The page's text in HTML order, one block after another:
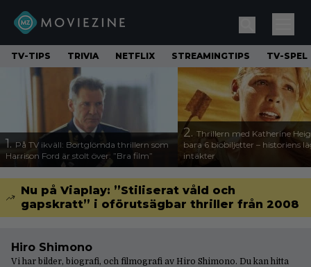
TV-TIPS TRIVIA NETFLIX STREAMINGTIPS TV-SPEL
1. På TV ikväll: Bortglömda thrillern som
Harrison Ford är stolt över: ”Bra film”
2. Thrillern med Katherine
bara 6 biobiljetter – historiens
intäkter
Nu på Viaplay: ”Stiliserat våld och
gapskratt” i oförutsägbar thriller från 2008
Hiro Shimono
Vi har bilder, biografi, och filmografi av Hiro Shimono. Du kan hitta